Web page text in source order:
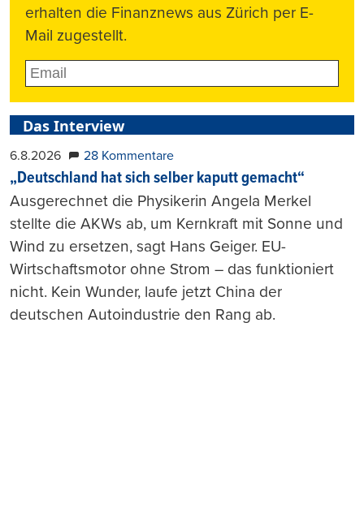
erhalten die Finanznews aus Zürich per E-
Mail zugestellt.
Das Interview
6.8.2026 28 Kommentare
„Deutschland hat sich selber kaputt gemacht“
Ausgerechnet die Physikerin Angela Merkel
stellte die AKWs ab, um Kernkraft mit Sonne und
Wind zu ersetzen, sagt Hans Geiger. EU-
Wirtschaftsmotor ohne Strom – das funktioniert
nicht. Kein Wunder, laufe jetzt China der
deutschen Autoindustrie den Rang ab.